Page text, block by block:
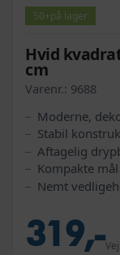
50+på lager
Hvid
cm
Varenr.: 9688
Moderne,
Stabil
Aftagelig
Kompakte
Nemt
319,-